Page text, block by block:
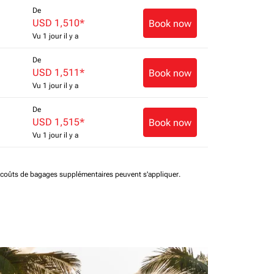
De
USD 1,510*
Vu 1 jour il y a
Book now
De
USD 1,511*
Vu 1 jour il y a
Book now
De
USD 1,515*
Vu 1 jour il y a
Book now
de bagages supplémentaires peuvent s'appliquer.